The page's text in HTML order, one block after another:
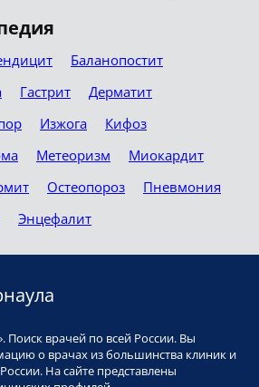
Баланопостит
Гастрит
Дерматит
Изжога
Кифоз
Метеоризм
Миокардит
Остеопороз
Пневмония
Энцефалит
Поиск врачей по всей России. Вы
о врачах из большинства клиник и
На сайте представлены